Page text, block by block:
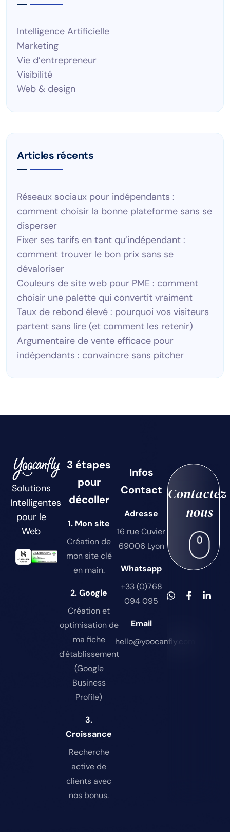
Intelligence Artificielle
Marketing
Vie d’entrepreneur
Visibilité
Web & design
Articles récents
Réseaux sociaux pour indépendants :
comment choisir la bonne plateforme sans se
disperser
Fixer ses tarifs en tant qu’indépendant :
comment trouver le bon prix sans se
dévaloriser
Couleurs de site web pour PME : comment
choisir une palette qui convertit vraiment
Taux de rebond élevé : pourquoi vos visiteurs
partent sans lire (et comment les retenir)
Argumentaire de vente efficace pour
indépendants : convaincre sans pitcher
Solutions
Intelligentes
pour le
Web
3 étapes
pour
décoller
1. Mon site
Création de
mon site clé
en main.
2. Google
Création et
optimisation de
ma fiche
d'établissement
(Google
Business
Profile)
3.
Croissance
Recherche
active de
clients avec
nos bonus.
Infos
Contact
Adresse
16 rue Cuvier
69006 Lyon
Whatsapp
+33 (0)768
094 095
Email
hello@yoocanfly.com
nous